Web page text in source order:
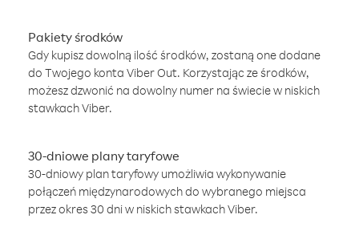
Pakiety środków
Gdy kupisz dowolną ilość środków, zostaną one dodane
do Twojego konta Viber Out. Korzystając ze środków,
możesz dzwonić na dowolny numer na świecie w niskich
stawkach Viber.
30-dniowe plany taryfowe
30-dniowy plan taryfowy umożliwia wykonywanie
połączeń międzynarodowych do wybranego miejsca
przez okres 30 dni w niskich stawkach Viber.